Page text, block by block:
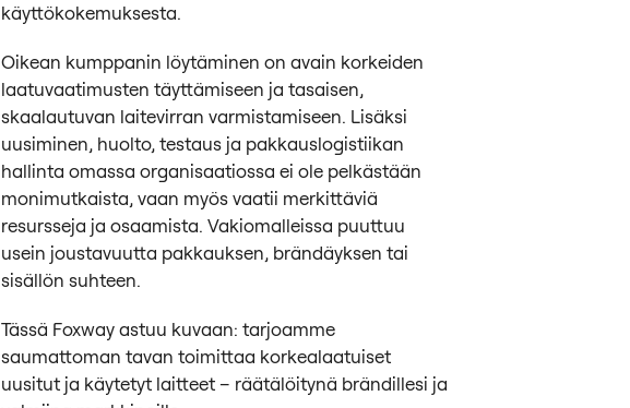
käyttökokemuksesta.
Oikean kumppanin löytäminen on avain korkeiden
laatuvaatimusten täyttämiseen ja tasaisen,
skaalautuvan laitevirran varmistamiseen. Lisäksi
uusiminen, huolto, testaus ja pakkauslogistiikan
hallinta omassa organisaatiossa ei ole pelkästään
monimutkaista, vaan myös vaatii merkittäviä
resursseja ja osaamista. Vakiomalleissa puuttuu
usein joustavuutta pakkauksen, brändäyksen tai
sisällön suhteen.
Tässä Foxway astuu kuvaan: tarjoamme
saumattoman tavan toimittaa korkealaatuiset
uusitut ja käytetyt laitteet – räätälöitynä brändillesi ja